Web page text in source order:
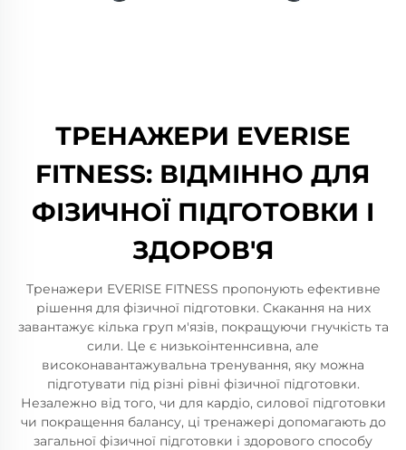
ТРЕНАЖЕРИ EVERISE
FITNESS: ВІДМІННО ДЛЯ
ФІЗИЧНОЇ ПІДГОТОВКИ І
ЗДОРОВ'Я
Тренажери EVERISE FITNESS пропонують ефективне
рішення для фізичної підготовки. Скакання на них
завантажує кілька груп м'язів, покращуючи гнучкість та
сили. Це є низькоінтеннсивна, але
високонавантажувальна тренування, яку можна
підготувати під різні рівні фізичної підготовки.
Незалежно від того, чи для кардіо, силової підготовки
чи покращення балансу, ці тренажері допомагають до
загальної фізичної підготовки і здорового способу